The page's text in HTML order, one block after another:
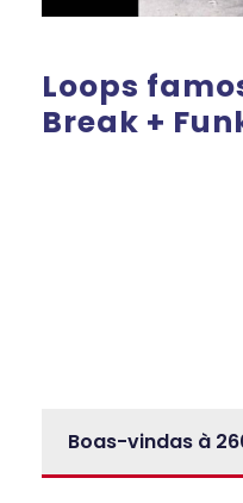
Loops
Break +
Boas-vindas à